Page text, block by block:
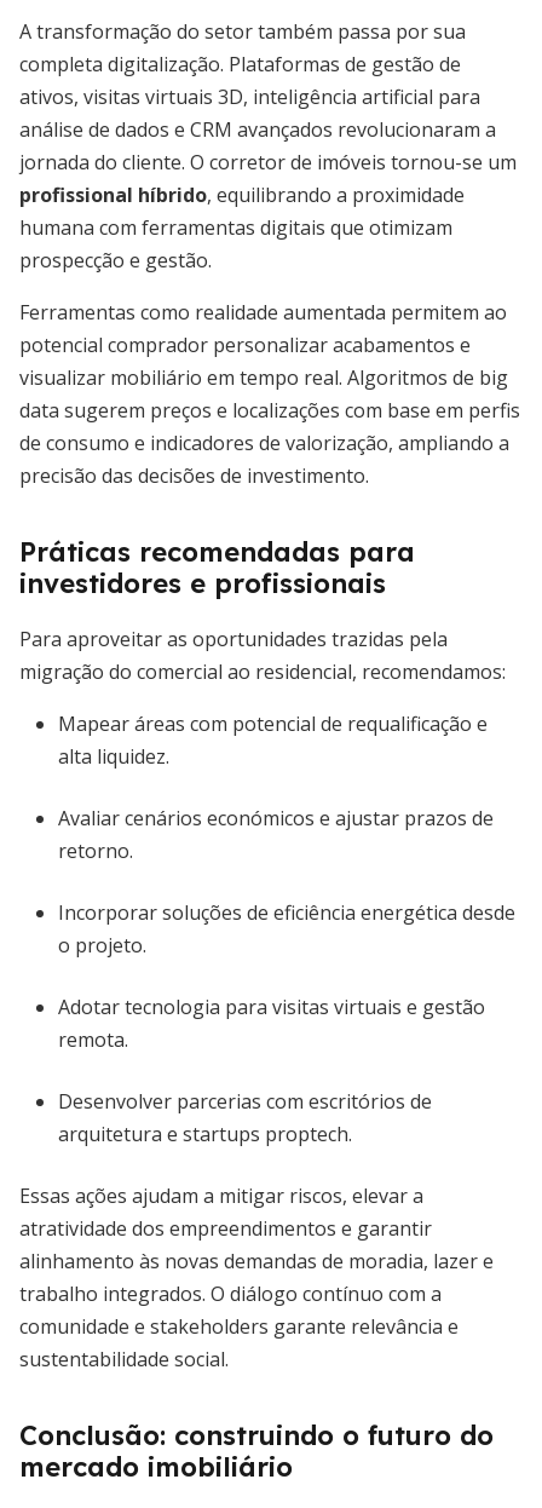
A transformação do setor também passa por sua
completa digitalização. Plataformas de gestão de
ativos, visitas virtuais 3D, inteligência artificial para
análise de dados e CRM avançados revolucionaram a
jornada do cliente. O corretor de imóveis tornou-se um
profissional híbrido, equilibrando a proximidade
humana com ferramentas digitais que otimizam
prospecção e gestão.
Ferramentas como realidade aumentada permitem ao
potencial comprador personalizar acabamentos e
visualizar mobiliário em tempo real. Algoritmos de big
data sugerem preços e localizações com base em perfis
de consumo e indicadores de valorização, ampliando a
precisão das decisões de investimento.
Práticas recomendadas para
investidores e profissionais
Para aproveitar as oportunidades trazidas pela
migração do comercial ao residencial, recomendamos:
Mapear áreas com potencial de requalificação e
alta liquidez.
Avaliar cenários económicos e ajustar prazos de
retorno.
Incorporar soluções de eficiência energética desde
o projeto.
Adotar tecnologia para visitas virtuais e gestão
remota.
Desenvolver parcerias com escritórios de
arquitetura e startups proptech.
Essas ações ajudam a mitigar riscos, elevar a
atratividade dos empreendimentos e garantir
alinhamento às novas demandas de moradia, lazer e
trabalho integrados. O diálogo contínuo com a
comunidade e stakeholders garante relevância e
sustentabilidade social.
Conclusão: construindo o futuro do
mercado imobiliário